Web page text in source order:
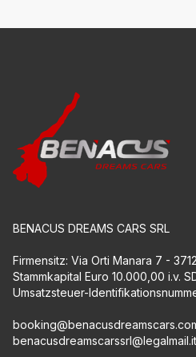
BENACUS DREAMS CARS SRL
Firmensitz: Via Orti Manara 7 -
Stammkapital Euro 10.000,00 i.v.
Umsatzsteuer-
benacusdreamscarssrl@legalmail.it